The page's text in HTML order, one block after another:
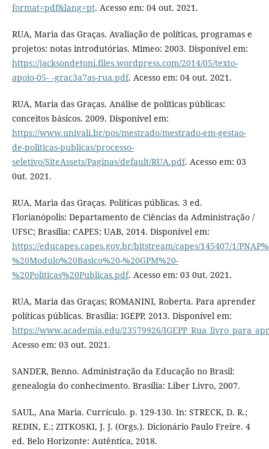
format=pdf&lang=pt. Acesso em: 04 out. 2021.
RUA, Maria das Graças. Avaliação de políticas, programas e
projetos: notas introdutórias. Mimeo: 2003. Disponível em:
https://jacksondetoni.files.wordpress.com/2014/05/texto-
apoio-05-_-grac3a7as-rua.pdf. Acesso em: 04 out. 2021.
RUA, Maria das Graças. Análise de políticas públicas:
conceitos básicos. 2009. Disponível em:
https://www.univali.br/pos/mestrado/mestrado-em-gestao-
de-politicas-publicas/processo-
seletivo/SiteAssets/Paginas/default/RUA.pdf. Acesso em: 03
0ut. 2021.
RUA, Maria das Graças. Políticas públicas. 3 ed.
Florianópolis: Departamento de Ciências da Administração /
UFSC; Brasília: CAPES: UAB, 2014. Disponível em:
https://educapes.capes.gov.br/bitstream/capes/145407/1/
%20Modulo%20Basico%20-%20GPM%20-
%20Politicas%20Publicas.pdf. Acesso em: 03 0ut. 2021.
RUA, Maria das Graças; ROMANINI, Roberta. Para aprender
políticas públicas. Brasília: IGEPP, 2013. Disponível em:
https://www.academia.edu/23579926/
Acesso em: 03 out. 2021.
SANDER, Benno. Administração da Educação no Brasil:
genealogia do conhecimento. Brasília: Liber Livro, 2007.
SAUL, Ana Maria. Currículo. p. 129-130. In: STRECK, D. R.;
REDIN, E.; ZITKOSKI, J. J. (Orgs.). Dicionário Paulo Freire. 4
ed. Belo Horizonte: Autêntica, 2018.